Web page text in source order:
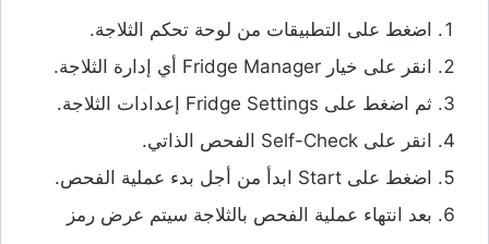
اضغط على التطبيقات من لوحة تحكم الثلاجة.
انقر على خيار Fridge Manager أي إدارة الثلاجة.
ثم اضغط على Fridge Settings إعدادات الثلاجة.
انقر على Self-Check الفحص الذاتي.
اضغط على Start ابدأ من أجل بدء عملية الفحص.
بعد انتهاء عملية الفحص بالثلاجة سيتم عرض رمز